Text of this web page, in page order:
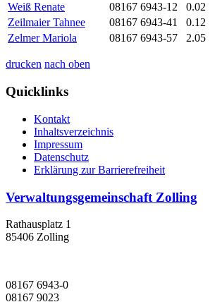
Weiß Renate
08167 6943-12 0.02
Zeilmaier Tahnee
08167 6943-41 0.12
Zelmer Mariola
08167 6943-57 2.05
drucken nach oben
Quicklinks
Kontakt
Inhaltsverzeichnis
Impressum
Datenschutz
Erklärung zur Barrierefreiheit
Verwaltungsgemeinschaft Zolling
Rathausplatz 1
85406 Zolling
08167 6943-0
08167 9023